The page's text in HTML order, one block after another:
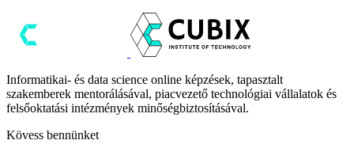
Informatikai- és data science online képzések, tapasztalt
szakemberek mentorálásával, piacvezető technológiai vállalatok és
felsőoktatási intézmények minőségbiztosításával.
Kövess bennünket